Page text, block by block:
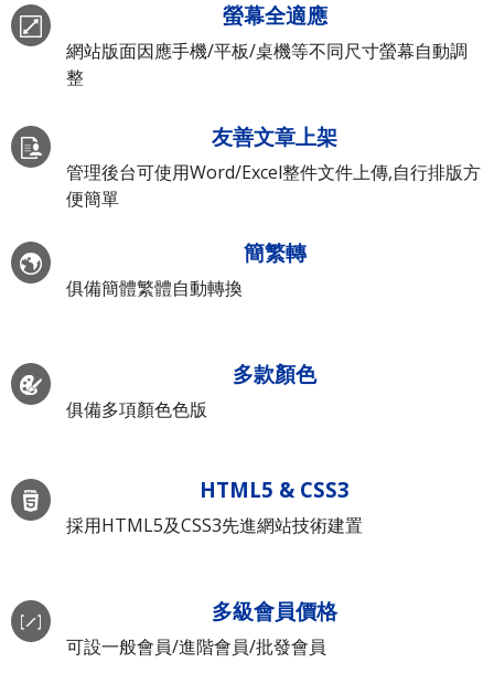
螢幕全適應
網站版面因應手機/平板/桌機等不同尺寸螢幕自動調
整
友善文章上架
管理後台可使用Word/Excel整件文件上傳,自行排版方
便簡單
簡繁轉
俱備簡體繁體自動轉換
多款顏色
俱備多項顏色色版
HTML5 & CSS3
採用HTML5及CSS3先進網站技術建置
多級會員價格
可設一般會員/進階會員/批發會員